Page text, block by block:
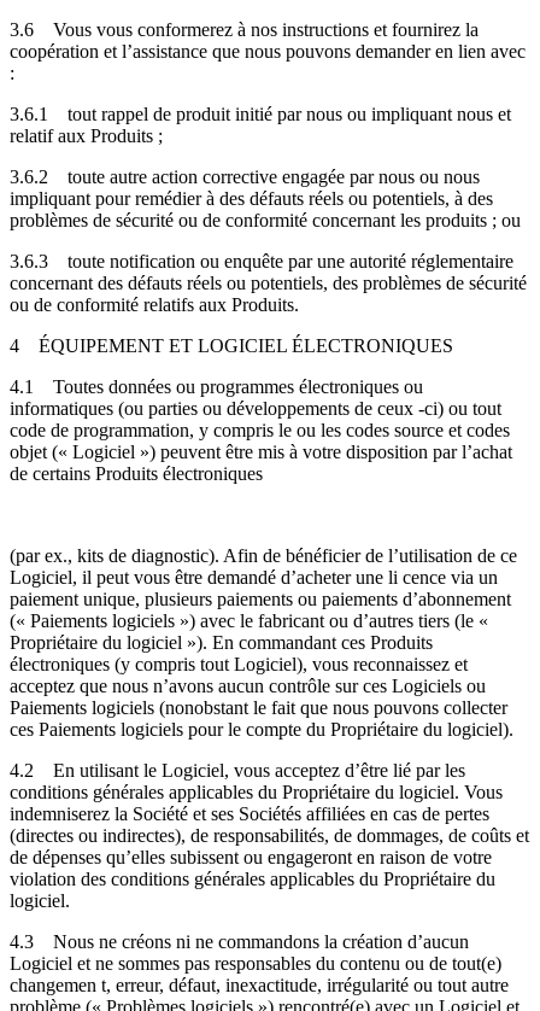
3.6
Vous vous conformerez à nos instructions et fournirez la
coopération et l’assistance que nous pouvons demander en lien avec
:
3.6.1
tout rappel de produit initié par nous ou impliquant nous et
relatif aux Produits ;
3.6.2
toute autre action corrective engagée par nous ou nous
impliquant pour remédier à des défauts réels ou potentiels, à des
problèmes de sécurité ou de conformité concernant les produits ; ou
3.6.3
toute notification ou enquête par une autorité réglementaire
concernant des défauts réels ou potentiels, des problèmes de sécurité
ou de conformité relatifs aux Produits.
4
ÉQUIPEMENT ET LOGICIEL ÉLECTRONIQUES
4.1
Toutes données ou programmes électroniques ou
informatiques (ou parties ou développements de ceux -ci) ou tout
code de programmation, y compris le ou les codes source et codes
objet (« Logiciel ») peuvent être mis à votre disposition par l’achat
de certains Produits électroniques
(par ex., kits de diagnostic). Afin de bénéficier de l’utilisation de ce
Logiciel, il peut vous être demandé d’acheter une li cence via un
paiement unique, plusieurs paiements ou paiements d’abonnement
(« Paiements logiciels ») avec le fabricant ou d’autres tiers (le «
Propriétaire du logiciel »). En commandant ces Produits
électroniques (y compris tout Logiciel), vous reconnaissez et
acceptez que nous n’avons aucun contrôle sur ces Logiciels ou
Paiements logiciels (nonobstant le fait que nous pouvons collecter
ces Paiements logiciels pour le compte du Propriétaire du logiciel).
4.2
En utilisant le Logiciel, vous acceptez d’être lié par les
conditions générales applicables du Propriétaire du logiciel. Vous
indemniserez la Société et ses Sociétés affiliées en cas de pertes
(directes ou indirectes), de responsabilités, de dommages, de coûts et
de dépenses qu’elles subissent ou engageront en raison de votre
violation des conditions générales applicables du Propriétaire du
logiciel.
4.3
Nous ne créons ni ne commandons la création d’aucun
Logiciel et ne sommes pas responsables du contenu ou de tout(e)
changemen t, erreur, défaut, inexactitude, irrégularité ou tout autre
problème (« Problèmes logiciels ») rencontré(e) avec un Logiciel et